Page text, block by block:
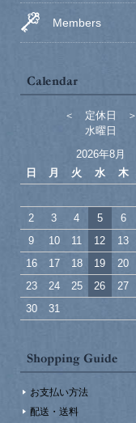
Members
＜ 定休日 ＞
水曜日
2026年8月
日
月 火 水 木
2
3 4 5 6
9
10 11 12 13
16
17 18 19 20
23
24 25 26 27
30
31
お支払い方法
配送・送料